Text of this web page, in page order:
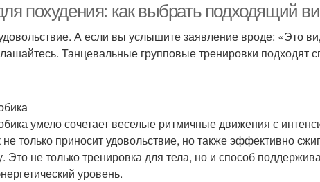
похудения: как выбрать подходящий
А если вы услышите заявление вроде: «Это
Танцевальные групповые тренировки подходят
умело сочетает веселые ритмичные движения с
только приносит удовольствие, но также эффективно
не только тренировка для тела, но и способ
уровень.